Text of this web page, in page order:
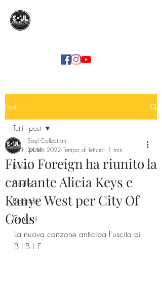
Post
Tutti i post
News
Playlist
Biografie
Concerti
Tutti i post
Fivio Foreign ha riunito la
cantante Alicia Keys e
Kanye West per City Of
Gods
Soul Collection
24 feb 2022 Tempo di lettura: 1 min
La nuova canzone anticipa l'uscita di
B.I.B.L.E.